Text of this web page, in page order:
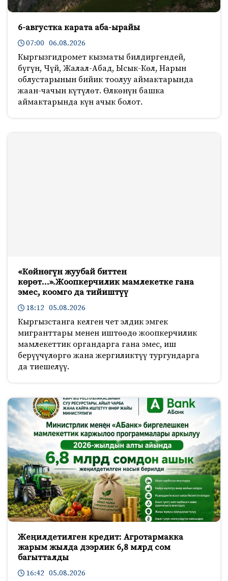
6-августка карата аба-ырайы
07:00 06.08.2026
Кыргызгидромет кызматы билдиргендей,
бүгүн, Чүй, Жалал-Абад, Ысык-Көл, Нарын
облустарынын бийик тоолуу аймактарында
жаан-чачын күтүлөт. Өлкөнүн башка
аймактарында күн ачык болот.
«Көйнөгүн жуубай биттен
көрөт…».Жоопкерчилик мамлекетке гана
эмес, коомго да тийиштүү
18:12 05.08.2026
Кыргызстанга келген чет элдик эмгек
мигранттары менен иштөөдө жоопкерчилик
мамлекеттик органдарга гана эмес, иш
берүүчүлөргө жана жергиликтүү тургундарга
да тиешелүү.
Жеңилдетилген кредит: Агротармакка
жарым жылда дээрлик 6,8 млрд сом
багытталды
16:42 05.08.2026